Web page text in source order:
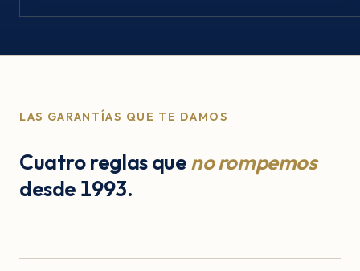
LAS GARANTÍAS QUE TE DAMOS
Cuatro reglas queno rompemos
desde 1993.